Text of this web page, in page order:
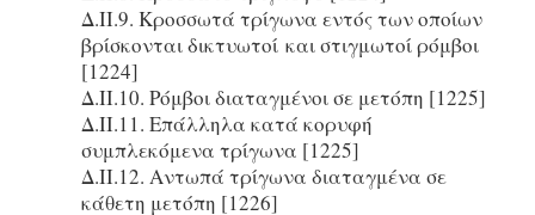
Δ.ΙΙ.9. Κροσσωτά τρίγωνα εντός των οποίων
βρίσκονται δικτυωτοί και στιγμωτοί ρόμβοι
[1224]
Δ.ΙΙ.10. Ρόμβοι διαταγμένοι σε μετόπη [1225]
Δ.ΙΙ.11. Επάλληλα κατά κορυφή
συμπλεκόμενα τρίγωνα [1225]
Δ.ΙΙ.12. Αντωπά τρίγωνα διαταγμένα σε
κάθετη μετόπη [1226]